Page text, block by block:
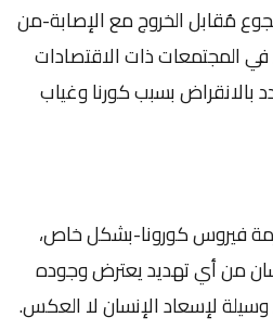
مُقابل الخروج مع الإصابة-من
في المجتمعات ذات الاقتصادات
بالانقراض بسبب كورنا وغياب
فيروس كورونا-بشكل خاص،
من أي تهديد يعترض وجوده
وسيلة لإسعاد الإنسان لا العكس.